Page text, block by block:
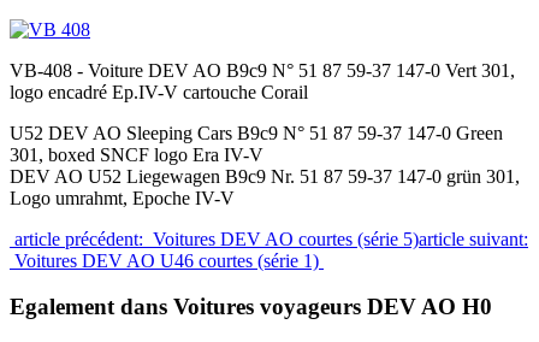
VB-408 - Voiture DEV AO B9c9 N° 51 87 59-37 147-0 Vert 301,
logo encadré Ep.IV-V cartouche Corail
U52 DEV AO Sleeping Cars B9c9 N° 51 87 59-37 147-0 Green
301, boxed SNCF logo Era IV-V
DEV AO U52 Liegewagen B9c9 Nr. 51 87 59-37 147-0 grün 301,
Logo umrahmt, Epoche IV-V
article précédent: Voitures DEV AO courtes (série 5)article suivant:
Voitures DEV AO U46 courtes (série 1)
Egalement dans Voitures voyageurs DEV AO H0